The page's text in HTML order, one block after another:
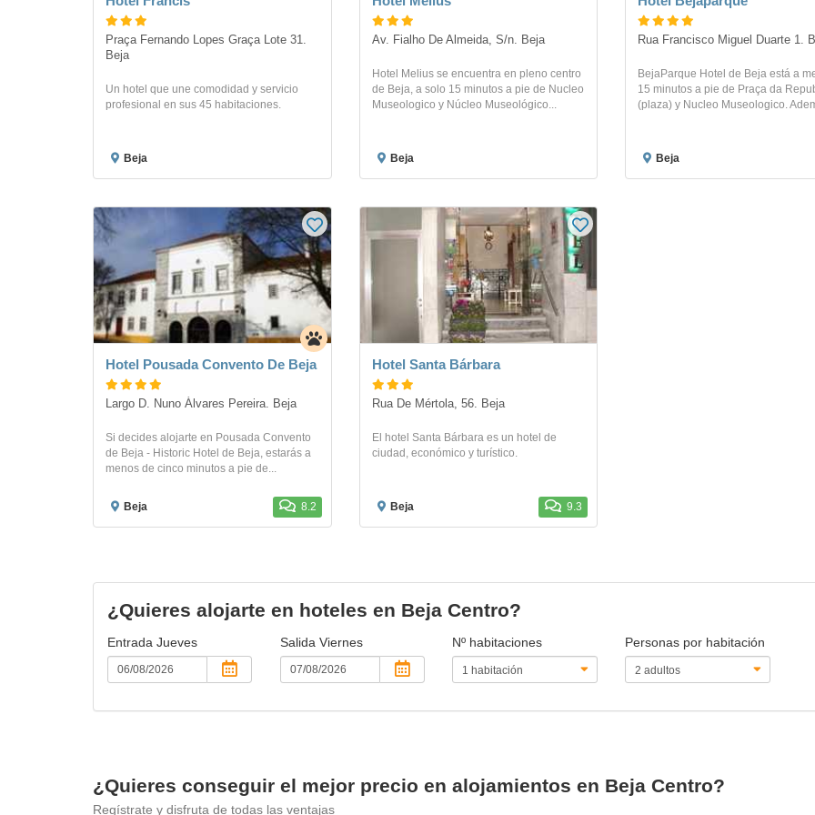
Praça Fernando Lopes Graça Lote 31.
Beja
Un hotel que une comodidad y servicio
profesional en sus 45 habitaciones.
Beja
Av. Fialho De Almeida, S/n. Beja
Hotel Melius se encuentra en pleno centro
de Beja, a solo 15 minutos a pie de Nucleo
Museologico y Núcleo Museológico...
Beja
Rua Francisco Miguel Duarte 1.
BejaParque Hotel de Beja está a
15 minutos a pie de Praça da
(plaza) y Nucleo Museologico.
Beja
Hotel Pousada Convento De Beja
Largo D. Nuno Álvares Pereira. Beja
Si decides alojarte en Pousada Convento
de Beja - Historic Hotel de Beja, estarás a
menos de cinco minutos a pie de...
Beja 8.2
Hotel Santa Bárbara
Rua De Mértola, 56. Beja
El hotel Santa Bárbara es un hotel de
ciudad, económico y turístico.
Beja 9.3
¿Quieres alojarte en hoteles en Beja Centro?
Entrada Jueves Salida Viernes Nº habitaciones
Personas por habitación
¿Quieres conseguir el mejor precio en alojamientos en Beja Centro?
Regístrate y disfruta de todas las ventajas